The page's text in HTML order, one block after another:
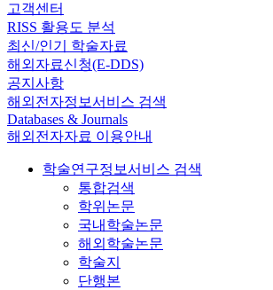
고객센터
RISS 활용도 분석
최신/인기 학술자료
해외자료신청(E-DDS)
공지사항
해외전자정보서비스 검색
Databases & Journals
해외전자자료 이용안내
학술연구정보서비스 검색
통합검색
학위논문
국내학술논문
해외학술논문
학술지
단행본